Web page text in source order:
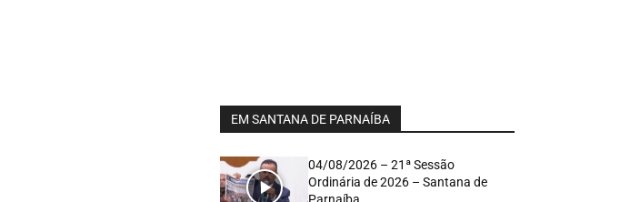
EM SANTANA DE PARNAÍBA
04/08/2026 – 21ª Sessão
Ordinária de 2026 – Santana de
Parnaíba